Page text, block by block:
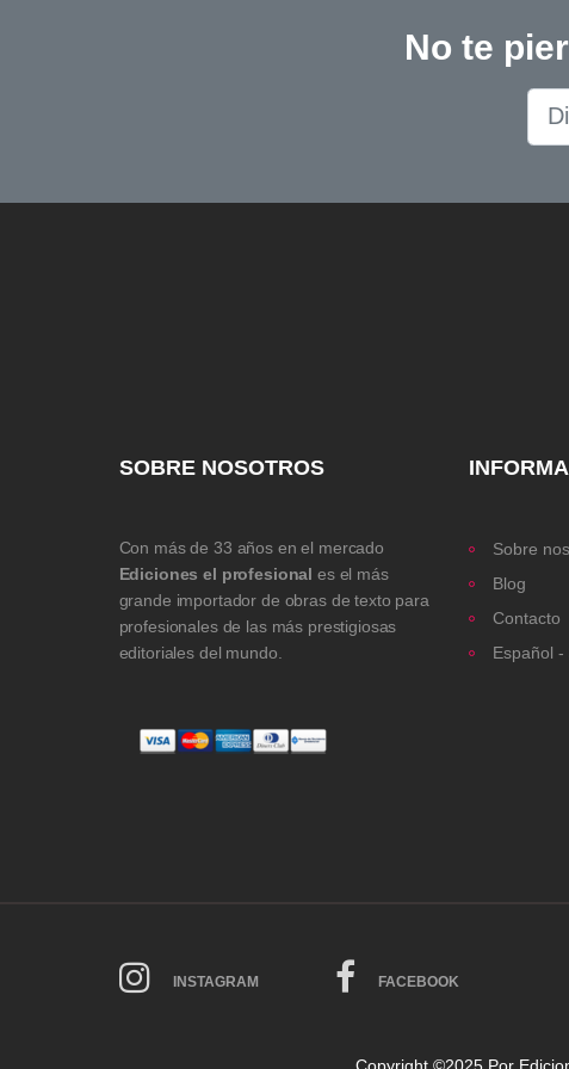
No te
SOBRE NOSOTROS
Con más de 33 años en el mercado
Ediciones el profesional es el más
grande importador de obras de texto para
profesionales de las más prestigiosas
editoriales del mundo.
Sobre
Blog
Contacto
Español -
INSTAGRAM FACEBOOK